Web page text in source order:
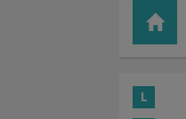
L